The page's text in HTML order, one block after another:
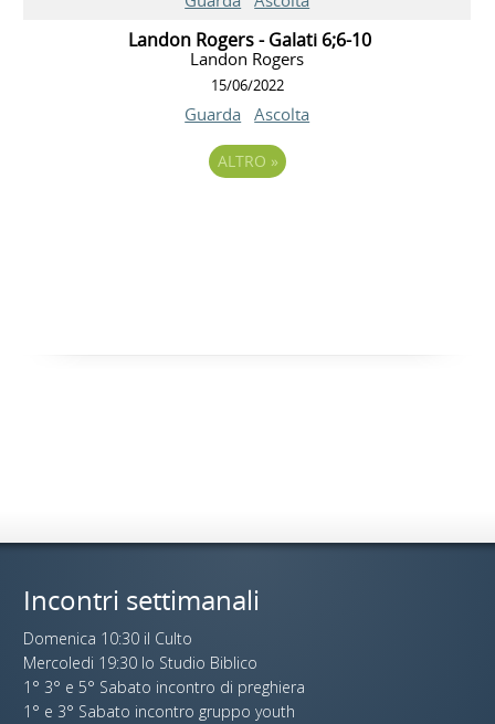
Landon Rogers - Galati 6;6-10
Landon Rogers
15/06/2022
Guarda Ascolta
ALTRO »
Incontri settimanali
Domenica 10:30 il Culto
Mercoledi 19:30 lo Studio Biblico
1° 3° e 5° Sabato incontro di preghiera
1° e 3° Sabato incontro gruppo youth